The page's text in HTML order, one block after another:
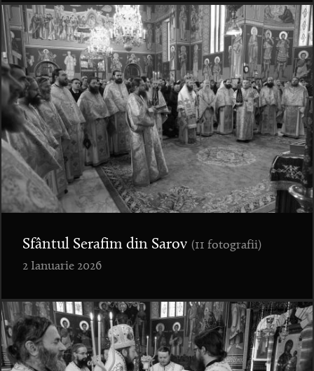
Sfântul Serafim din Sarov (11 fotografii)
2 Ianuarie 2026